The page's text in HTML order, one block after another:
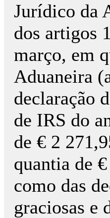
Jurídico da
dos artigos
março, em
Aduaneira
declaração
de IRS do
de € 2
quantia de
como das
graciosas e